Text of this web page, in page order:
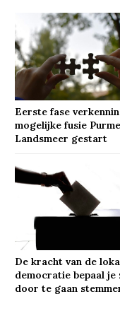
Eerste fase
mogelijke fusie
Landsmeer gestart
De kracht van de
democratie bepaal je
door te gaan